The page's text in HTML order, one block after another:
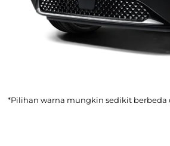
*Pilihan warna mungkin sedikit berbeda